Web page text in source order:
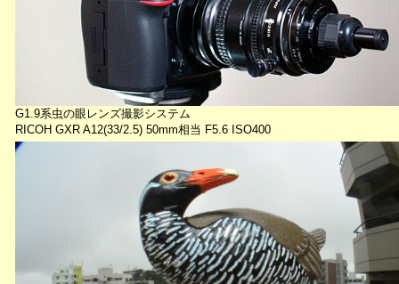
G1.9系虫の眼レンズ撮影システム
RICOH GXR A12(33/2.5) 50mm相当 F5.6 ISO400